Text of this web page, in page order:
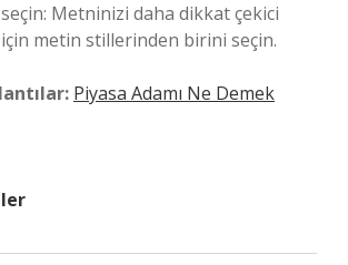
Metninizi daha dikkat çekici
metin stillerinden birini seçin.
Piyasa Adamı Ne Demek